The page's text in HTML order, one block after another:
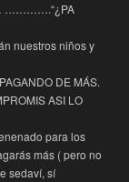
… ………….“¿PA
nuestros niños y
DE MÁS.
ASI LO
para los
más ( pero no
sedaví, sí